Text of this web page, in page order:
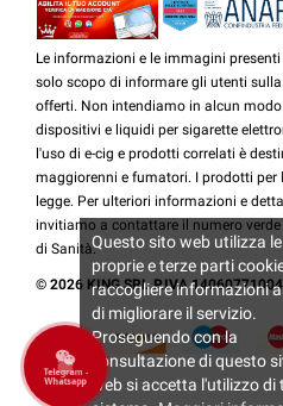
Le informazioni e le immagini
solo scopo di informare gli utenti
offerti. Non intendiamo in alcun
dispositivi e liquidi per sigarette
l'uso di e-cig e prodotti correlati è
maggiorenni e fumatori. I prodotti
legge. Per ulteriori informazioni e
invitiamo a contattare il numero verde
di Sanità.
© 2026 KING SRL P.IVA 14060771004
Questo sito web utilizza le
proprie e terze parti
raccogliere informazioni
di migliorare il servizio.
Proseguendo con la
consultazione di questo
web si accetta l'utilizzo di
Telegram -
Whatsapp